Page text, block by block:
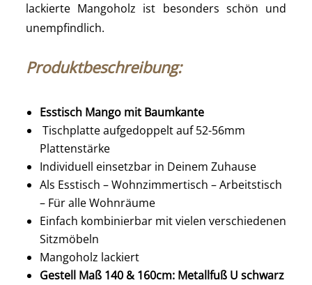
lackierte Mangoholz ist besonders schön und
unempfindlich.
Produktbeschreibung:
Esstisch Mango mit Baumkante
Tischplatte aufgedoppelt auf 52-56mm
Plattenstärke
Individuell einsetzbar in Deinem Zuhause
Als Esstisch – Wohnzimmertisch – Arbeitstisch
– Für alle Wohnräume
Einfach kombinierbar mit vielen verschiedenen
Sitzmöbeln
Mangoholz lackiert
Gestell Maß 140 & 160cm: Metallfuß U schwarz